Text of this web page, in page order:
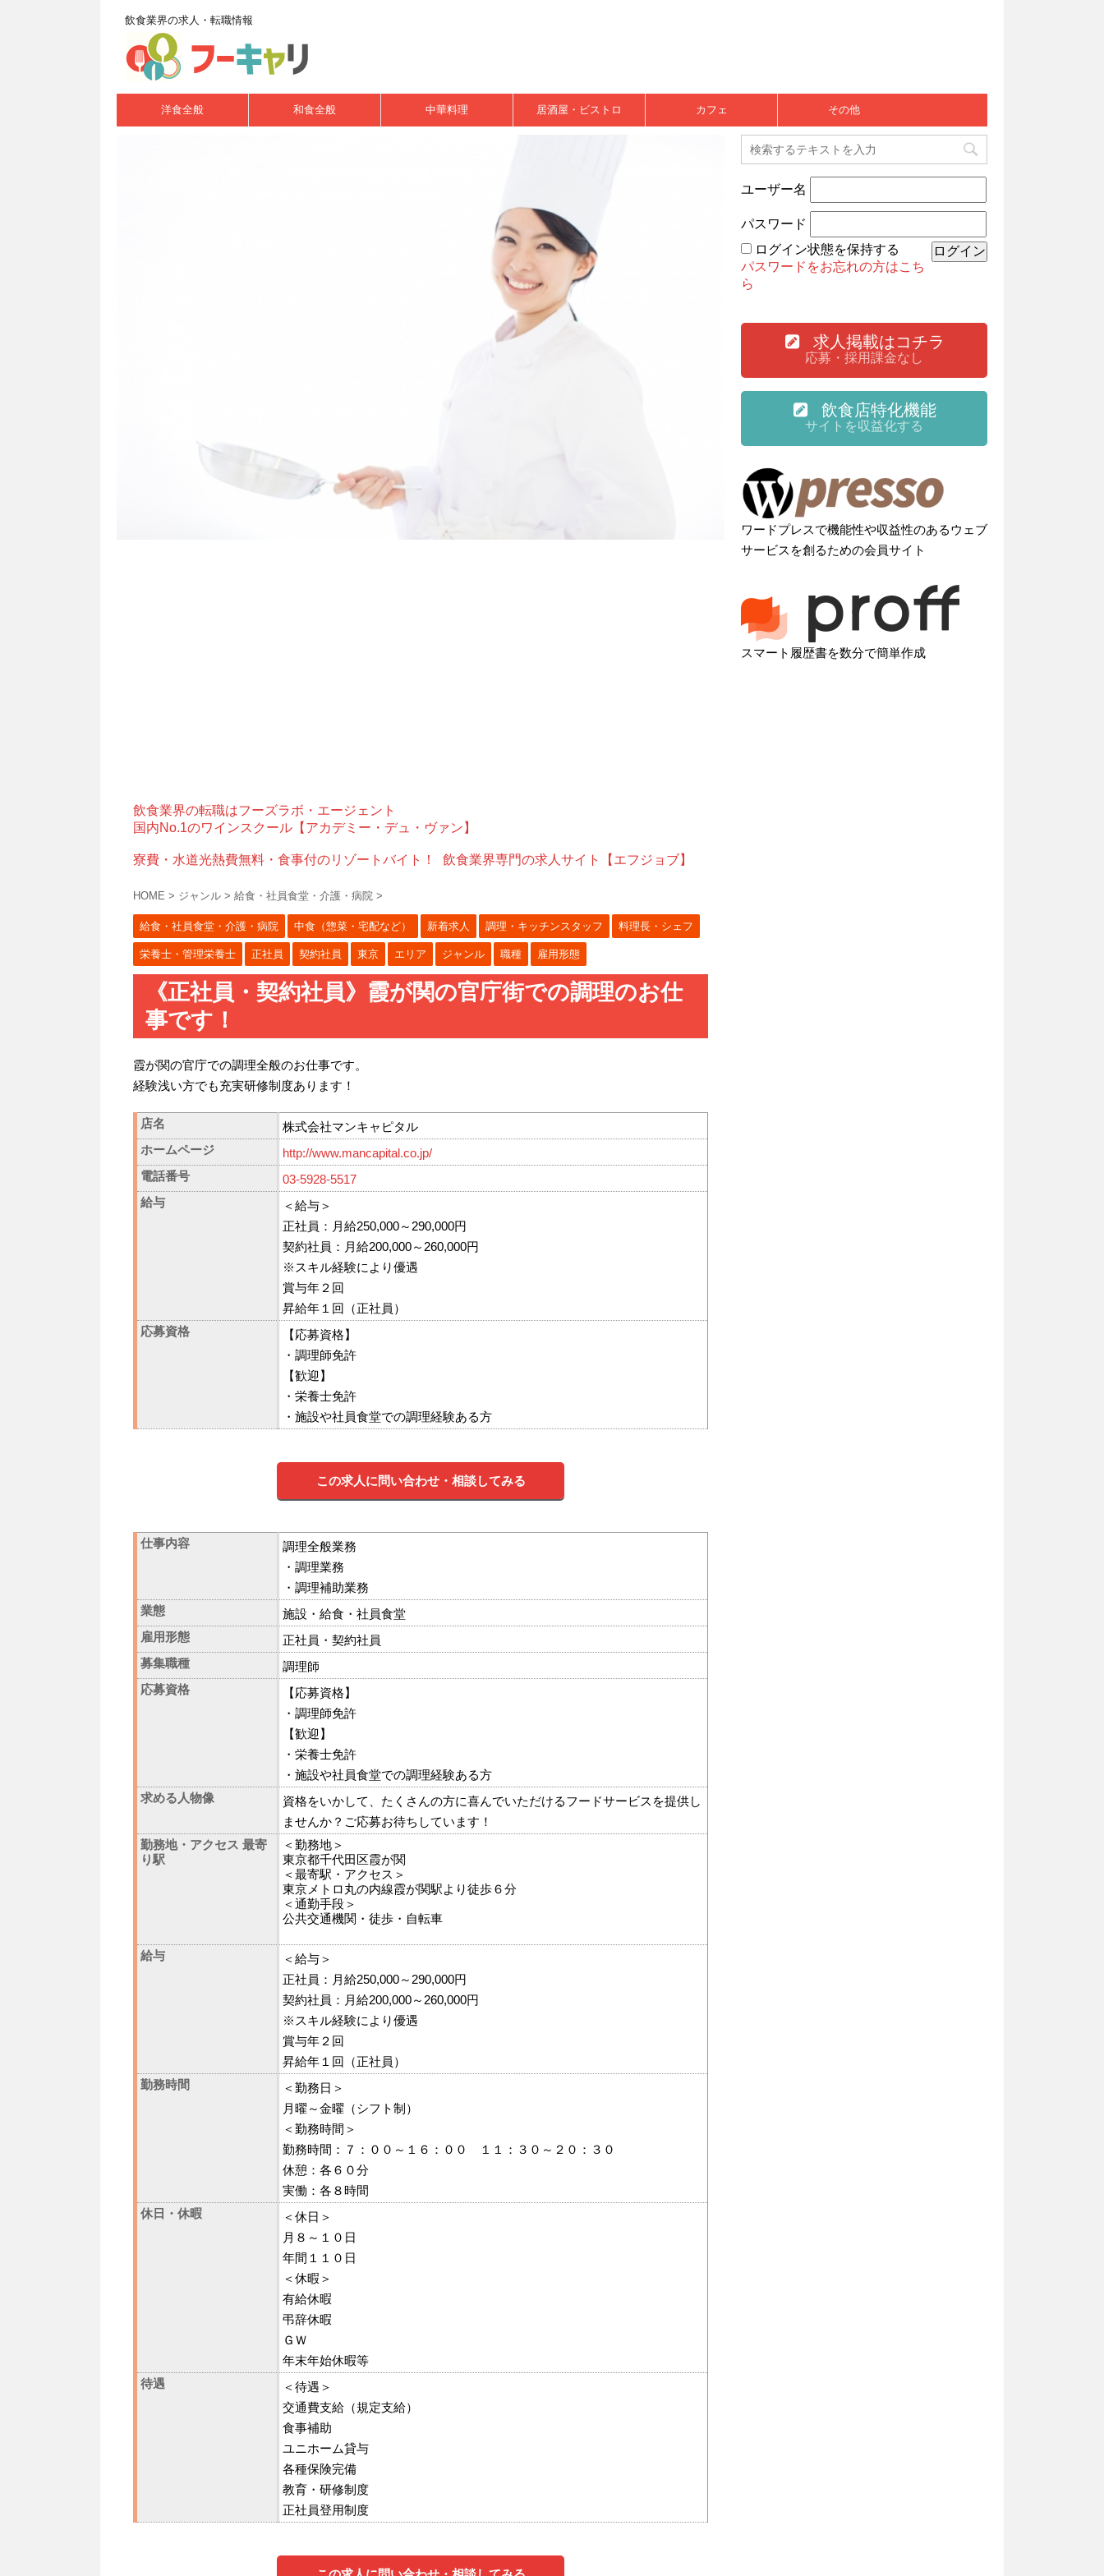
飲食業界の求人・転職情報
洋食全般 和食全般 中華料理 居酒屋・ビストロ カフェ その他
飲食業界の転職はフーズラボ・エージェント
国内No.1のワインスクール【アカデミー・デュ・ヴァン】
寮費・水道光熱費無料・食事付のリゾートバイト！ 飲食業界専門の求人サイト【エフジョブ】
HOME > ジャンル > 給食・社員食堂・介護・病院 >
給食・社員食堂・介護・病院 中食（惣菜・宅配など） 新着求人 調理・キッチンスタッフ 料理長・シェフ
栄養士・管理栄養士 正社員 契約社員 東京 エリア ジャンル 職種 雇用形態
《正社員・契約社員》霞が関の官庁街での調理のお仕
事です！
霞が関の官庁での調理全般のお仕事です。
経験浅い方でも充実研修制度あります！
店名
株式会社マンキャピタル
ホームページ
http://www.mancapital.co.jp/
電話番号
03-5928-5517
給与
＜給与＞
正社員：月給250,000～290,000円
契約社員：月給200,000～260,000円
※スキル経験により優遇
賞与年２回
昇給年１回（正社員）
応募資格
【応募資格】
・調理師免許
【歓迎】
・栄養士免許
・施設や社員食堂での調理経験ある方
この求人に問い合わせ・相談してみる
仕事内容
調理全般業務
・調理業務
・調理補助業務
業態
施設・給食・社員食堂
雇用形態
正社員・契約社員
募集職種
調理師
応募資格
【応募資格】
・調理師免許
【歓迎】
・栄養士免許
・施設や社員食堂での調理経験ある方
求める人物像
資格をいかして、たくさんの方に喜んでいただけるフードサービスを提供し
ませんか？ご応募お待ちしています！
勤務地・アクセス 最寄
り駅
＜勤務地＞
東京都千代田区霞が関
＜最寄駅・アクセス＞
東京メトロ丸の内線霞が関駅より徒歩６分
＜通勤手段＞
公共交通機関・徒歩・自転車
給与
＜給与＞
正社員：月給250,000～290,000円
契約社員：月給200,000～260,000円
※スキル経験により優遇
賞与年２回
昇給年１回（正社員）
勤務時間
＜勤務日＞
月曜～金曜（シフト制）
＜勤務時間＞
勤務時間：７：００～１６：００ １１：３０～２０：３０
休憩：各６０分
実働：各８時間
休日・休暇
＜休日＞
月８～１０日
年間１１０日
＜休暇＞
有給休暇
弔辞休暇
ＧＷ
年末年始休暇等
待遇
＜待遇＞
交通費支給（規定支給）
食事補助
ユニホーム貸与
各種保険完備
教育・研修制度
正社員登用制度
ユーザー名
パスワード
ログイン状態を保持する
パスワードをお忘れの方はこち
ら
求人掲載はコチラ
応募・採用課金なし
飲食店特化機能
サイトを収益化する
ワードプレスで機能性や収益性のあるウェブ
サービスを創るための会員サイト
スマート履歴書を数分で簡単作成